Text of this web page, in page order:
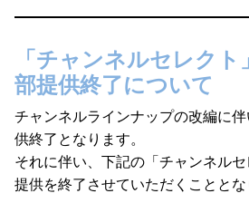
「チャンネルセレク
部提供終了について
チャンネルラインナップの改編に
供終了となります。
それに伴い、下記の「チャンネル
提供を終了させていただくこととな